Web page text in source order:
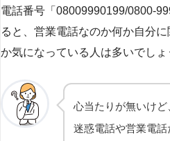
電話番号「08009990199/0800-
ると、営業電話なのか何か自分
か気になっている人は多いでしょ
心当たりが無いけ
迷惑電話や営業電